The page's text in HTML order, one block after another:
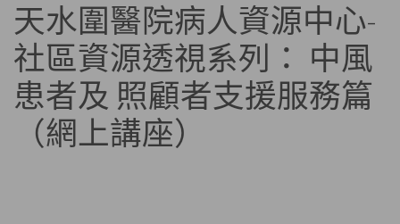
天水圍醫院病人資源中心-
社區資源透視系列： 中風
患者及 照顧者支援服務篇
（網上講座）